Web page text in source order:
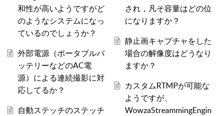
和性が高いようですがど
のようなシステムになっ
ているのでしょうか？
外部電源（ポータブルバ
ッテリーなどのAC電
源）による連続撮影に対
応してるか？
自動ステッチのステッチ
され，凡そ容量はどの位
になりますか？
静止画キャプチャをした
場合の解像度はどうなり
ますか？
カスタムRTMPが可能な
ようですが、
WowzaStreammingEngin